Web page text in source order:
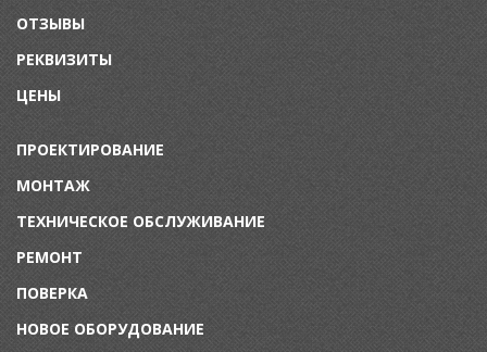
ОТЗЫВЫ
РЕКВИЗИТЫ
ЦЕНЫ
ПРОЕКТИРОВАНИЕ
МОНТАЖ
ТЕХНИЧЕСКОЕ ОБСЛУЖИВАНИЕ
РЕМОНТ
ПОВЕРКА
НОВОЕ ОБОРУДОВАНИЕ